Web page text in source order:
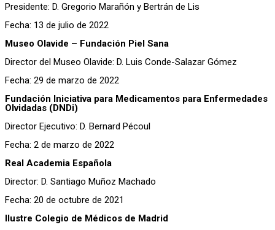
Presidente: D. Gregorio Marañón y Bertrán de Lis
Fecha: 13 de julio de 2022
Museo Olavide – Fundación Piel Sana
Director del Museo Olavide: D. Luis Conde-Salazar Gómez
Fecha: 29 de marzo de 2022
Fundación Iniciativa para Medicamentos para Enfermedades
Olvidadas (DNDi)
Director Ejecutivo: D. Bernard Pécoul
Fecha: 2 de marzo de 2022
Real Academia Española
Director: D. Santiago Muñoz Machado
Fecha: 20 de octubre de 2021
Ilustre Colegio de Médicos de Madrid